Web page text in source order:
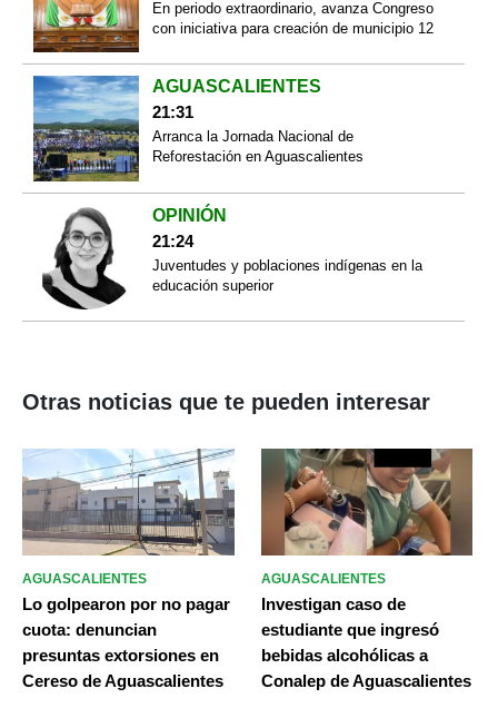
En periodo extraordinario, avanza Congreso
con iniciativa para creación de municipio 12
AGUASCALIENTES
21:31
Arranca la Jornada Nacional de
Reforestación en Aguascalientes
OPINIÓN
21:24
Juventudes y poblaciones indígenas en la
educación superior
Otras noticias que te pueden interesar
AGUASCALIENTES
Lo golpearon por no pagar
cuota: denuncian
presuntas extorsiones en
Cereso de Aguascalientes
AGUASCALIENTES
Investigan caso de
estudiante que ingresó
bebidas alcohólicas a
Conalep de Aguascalientes